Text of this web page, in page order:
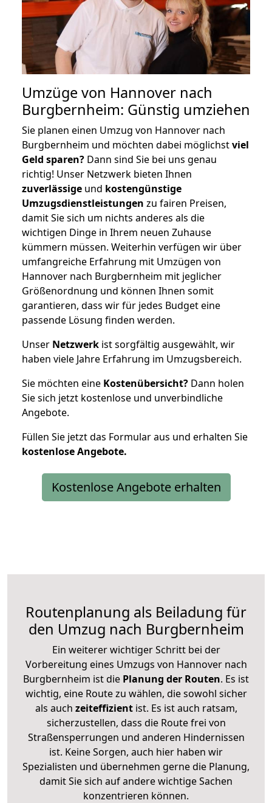
Umzüge von Hannover nach
Burgbernheim: Günstig umziehen
Sie planen einen Umzug von Hannover nach
Burgbernheim und möchten dabei möglichstviel
Geld sparen? Dann sind Sie bei uns genau
richtig! Unser Netzwerk bieten Ihnen
zuverlässige und kostengünstige
Umzugsdienstleistungen zu fairen Preisen,
damit Sie sich um nichts anderes als die
wichtigen Dinge in Ihrem neuen Zuhause
kümmern müssen. Weiterhin verfügen wir über
umfangreiche Erfahrung mit Umzügen von
Hannover nach Burgbernheim mit jeglicher
Größenordnung und können Ihnen somit
garantieren, dass wir für jedes Budget eine
passende Lösung finden werden.
Unser Netzwerk ist sorgfältig ausgewählt, wir
haben viele Jahre Erfahrung im Umzugsbereich.
Sie möchten eine Kostenübersicht? Dann holen
Sie sich jetzt kostenlose und unverbindliche
Angebote.
Füllen Sie jetzt das Formular aus und erhalten Sie
kostenloseAngebote.
Kostenlose Angebote erhalten
Routenplanung als Beiladung für
den Umzug nach Burgbernheim
Ein weiterer wichtiger Schritt bei der
Vorbereitung eines Umzugs von Hannover nach
Burgbernheim ist die Planung der Routen. Es ist
wichtig, eine Route zu wählen, die sowohl sicher
als auch zeiteffizientist. Es ist auch ratsam,
sicherzustellen, dass die Route frei von
Straßensperrungen und anderen Hindernissen
ist. Keine Sorgen, auch hier haben wir
Spezialisten und übernehmen gerne die Planung,
damit Sie sich auf andere wichtige Sachen
konzentrieren können.